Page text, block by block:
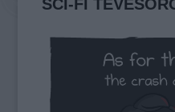
SCI-FI